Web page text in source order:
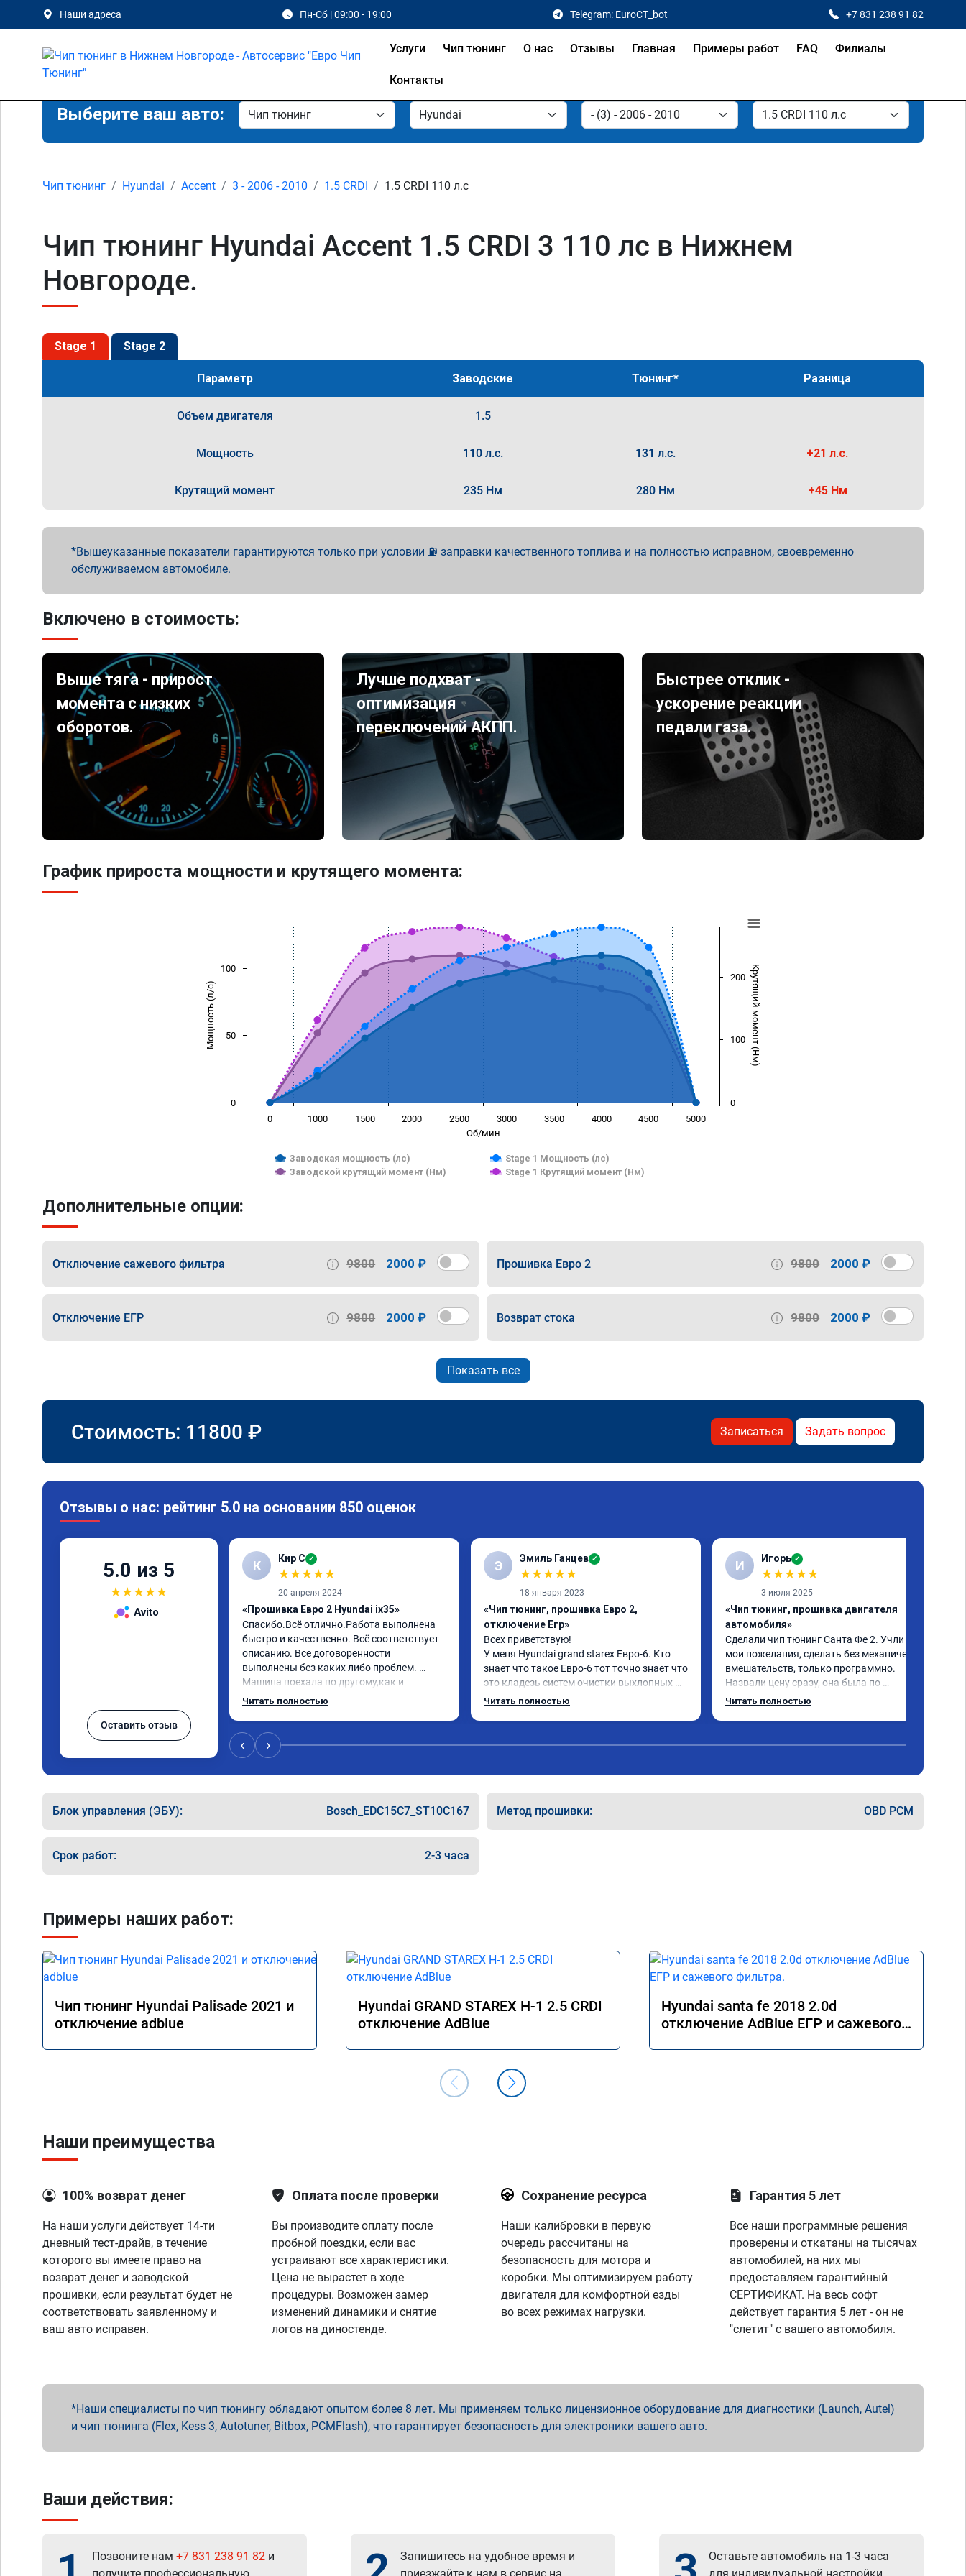
Наши адреса Пн-Сб | 09:00 - 19:00 Telegram: EuroCT_bot +7 831 238 91 82
Услуги Чип тюнинг О нас Отзывы Главная Примеры работ FAQ Филиалы
Контакты
Выберите ваш авто:
Чип тюнинг Hyundai Accent 3 - 2006 - 2010 1.5 CRDI 1.5 CRDI 110 л.с
Чип тюнинг Hyundai Accent 1.5 CRDI 3 110 лс в Нижнем
Новгороде.
Stage 1 Stage 2
Параметр Заводские Тюнинг* Разница
Объем двигателя 1.5
Мощность 110 л.с. 131 л.с. +21 л.с.
Крутящий момент 235 Нм 280 Нм +45 Нм
Вышеуказанные показатели гарантируются только при условии ⛽ заправки качественного топлива и на полностью исправном, своевременно
обслуживаемом автомобиле.
Включено в стоимость:
Выше тяга - прирост
момента с низких
оборотов.
Лучше подхват -
оптимизация
переключений АКПП.
Быстрее отклик -
ускорение реакции
педали газа.
График прироста мощности и крутящего момента:
Об/мин
Мощность (л/с) Крутящий момент (Нм)
Заводская мощность (лс)
Stage 1 Мощность (лс)
Заводской крутящий момент (Нм)
Stage 1 Крутящий момент (Нм)
0 1000 1500 2000 2500 3000 3500 4000 4500 5000
0
50
100
0
100
200
Дополнительные опции:
Отключение сажевого фильтра 9800 2000 ₽ Прошивка Евро 2 9800 2000 ₽
Отключение ЕГР 9800 2000 ₽ Возврат стока 9800 2000 ₽
Показать все
Стоимость: 11800 ₽ Записаться Задать вопрос
Отзывы о нас: рейтинг 5.0 на основании 850 оценок
5.0 из 5
★★★★★
Avito
Оставить отзыв
К Кир С ✓
★★★★★
20 апреля 2024
«Прошивка Евро 2 Hyundai ix35»
Спасибо.Всё отлично.Работа выполнена
быстро и качественно. Всё соответствует
описанию. Все договоренности
выполнены без каких либо проблем.
Машина поехала по другому,как и
обещали. Всё понравилось. Рекомендую
Читать полностью
Э Эмиль Ганцев ✓
★★★★★
18 января 2023
«Чип тюнинг, прошивка Евро 2,
отключение Егр»
Всех приветствую!
У меня Hyundai grand starex Евро-6. Кто
знает что такое Евро-6 тот точно знает что
это кладезь систем очистки выхлопных
газов, там и ЕГР и мочевина, сажевый
Главное!!!! Машина стала ракетой 🚀!!! Все
поехало, ничего теперь не мешает
двигаться в оживленном городе,
Читать полностью
И Игорь ✓
★★★★★
3 июля 2025
«Чип тюнинг, прошивка двигателя
автомобиля»
Сделали чип тюнинг Санта Фе 2. Учли все
мои пожелания, сделать без механических
вмешательств, только программно.
Назвали цену сразу, она была по
окончании работ без изменений.
Читать полностью
‹ ›
Блок управления (ЭБУ): Bosch_EDC15C7_ST10C167 Метод прошивки: OBD PCM
Срок работ: 2-3 часа
Примеры наших работ:
Чип тюнинг Hyundai Palisade 2021 и
отключение adblue
Hyundai GRAND STAREX H-1 2.5 CRDI
отключение AdBlue
Hyundai santa fe 2018 2.0d
отключение AdBlue ЕГР и сажевого
Наши преимущества
100% возврат денег
На наши услуги действует 14-ти
дневный тест-драйв, в течение
которого вы имеете право на
возврат денег и заводской
прошивки, если результат будет не
соответствовать заявленному и
ваш авто исправен.
Оплата после проверки
Вы производите оплату после
пробной поездки, если вас
устраивают все характеристики.
Цена не вырастет в ходе
процедуры. Возможен замер
изменений динамики и снятие
логов на диностенде.
Сохранение ресурса
Наши калибровки в первую
очередь рассчитаны на
безопасность для мотора и
коробки. Мы оптимизируем работу
двигателя для комфортной езды
во всех режимах нагрузки.
Гарантия 5 лет
Все наши программные решения
проверены и откатаны на тысячах
автомобилей, на них мы
предоставляем гарантийный
СЕРТИФИКАТ. На весь софт
действует гарантия 5 лет - он не
"слетит" с вашего автомобиля.
Наши специалисты по чип тюнингу обладают опытом более 8 лет. Мы применяем только лицензионное оборудование для диагностики (Launch, Autel)
и чип тюнинга (Flex, Kess 3, Autotuner, Bitbox, PCMFlash), что гарантирует безопасность для электроники вашего авто.
Ваши действия:
Позвоните нам +7 831 238 91 82 и
Запишитесь на удобное время и
Оставьте автомобиль на 1-3 часа